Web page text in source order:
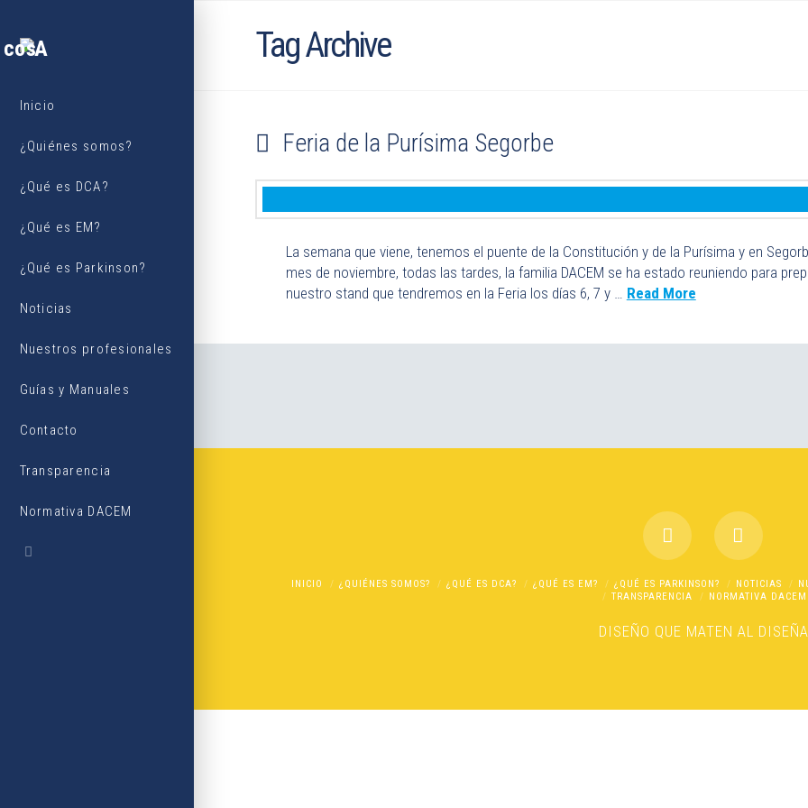
Inicio
¿Quiénes somos?
¿Qué es DCA?
¿Qué es EM?
¿Qué es Parkinson?
Noticias
Nuestros profesionales
Guías y Manuales
Contacto
Transparencia
Normativa DACEM
Tag Archive
Feria de la Purísima Segorbe
La semana que viene, tenemos el puente de la Constitución y de la Purísima y en
mes de noviembre, todas las tardes, la familia DACEM se ha estado reuniendo para
nuestro stand que tendremos en la Feria los días 6, 7 y … Read More
INICIO ¿QUIÉNES SOMOS? ¿QUÉ ES DCA? ¿QUÉ ES EM? ¿QUÉ ES PARKINSON? NOTICIAS
TRANSPARENCIA
NORMATIVA DACEM
DISEÑO QUE MATEN AL